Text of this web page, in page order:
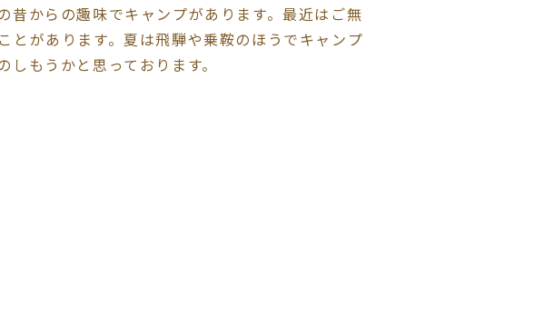
昔からの趣味でキャンプがあります。最近はご無
とがあります。夏は飛騨や乗鞍のほうでキャンプ
もうかと思っております。